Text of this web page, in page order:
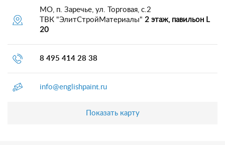
МО, п. Заречье, ул. Торговая, с.2
ТВК "ЭлитСтройМатериалы" 2 этаж, павильон L
20
8 495 414 28 38
info@englishpaint.ru
Показать карту